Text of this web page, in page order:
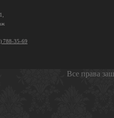
788-35-69
Все права